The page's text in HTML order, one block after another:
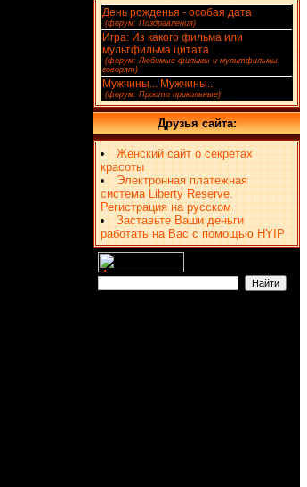
День рожденья - особая дата
(форум: Поздравления)
Игра: Из какого фильма или
мультфильма цитата
(форум: Любимые фильмы и мультфильмы
говорят)
Мужчины... Мужчины...
(форум: Просто прикольные)
Друзья сайта:
Женский сайт о секретах
красоты
Электронная платежная
система Liberty Reserve.
Регистрация на русском
Заставьте Ваши деньги
работать на Вас с помощью HYIP